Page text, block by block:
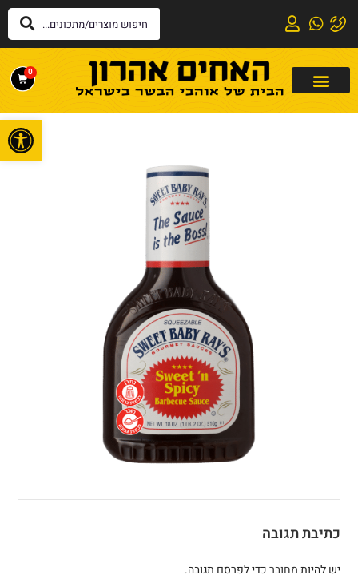
0
כתיבת תגובה
יש להיותמחוברכדי לפרסם תגובה.